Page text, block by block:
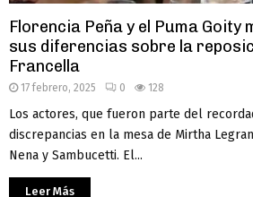
Florencia Peña y el Puma
sus diferencias sobre la
Francella
17 febrero, 2025 0 128
Los actores, que fueron parte del
discrepancias en la mesa de Mirtha
Nena y Sambucetti. El...
Leer Más